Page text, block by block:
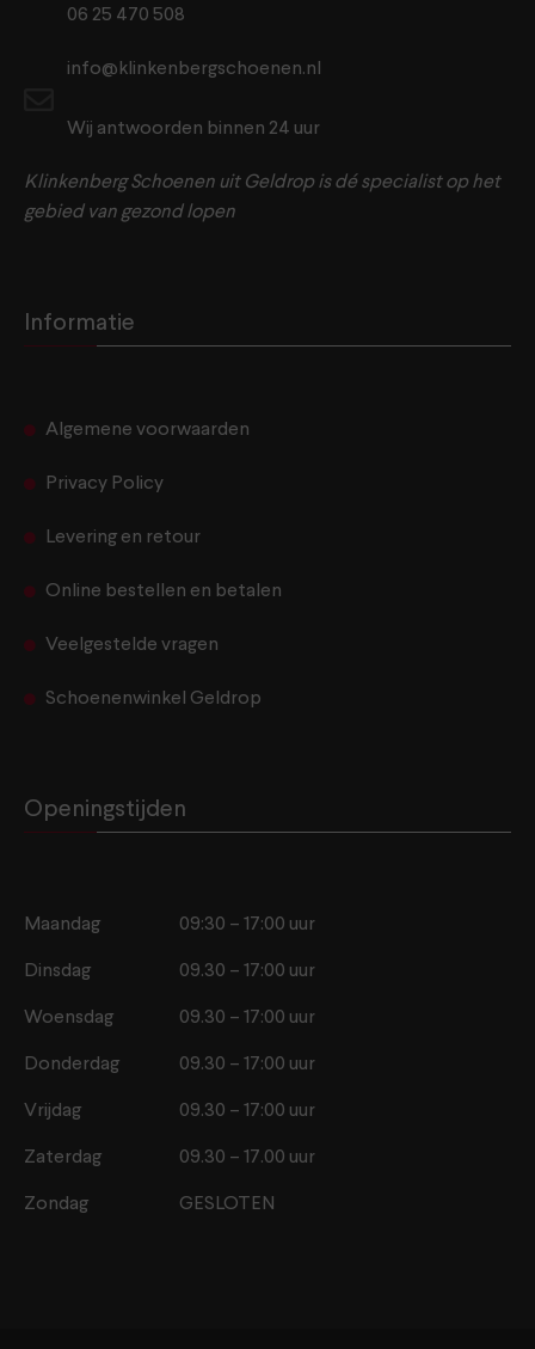
06 25 470 508
info@klinkenbergschoenen.nl
Wij antwoorden binnen 24 uur
Klinkenberg Schoenen uit Geldrop is dé specialist op het
gebied van gezond lopen
Informatie
Algemene voorwaarden
Privacy Policy
Levering en retour
Online bestellen en betalen
Veelgestelde vragen
Schoenenwinkel Geldrop
Openingstijden
Maandag 09:30 – 17:00 uur
Dinsdag 09.30 – 17:00 uur
Woensdag 09.30 – 17:00 uur
Donderdag 09.30 – 17:00 uur
Vrijdag 09.30 – 17:00 uur
Zaterdag 09.30 – 17.00 uur
Zondag GESLOTEN